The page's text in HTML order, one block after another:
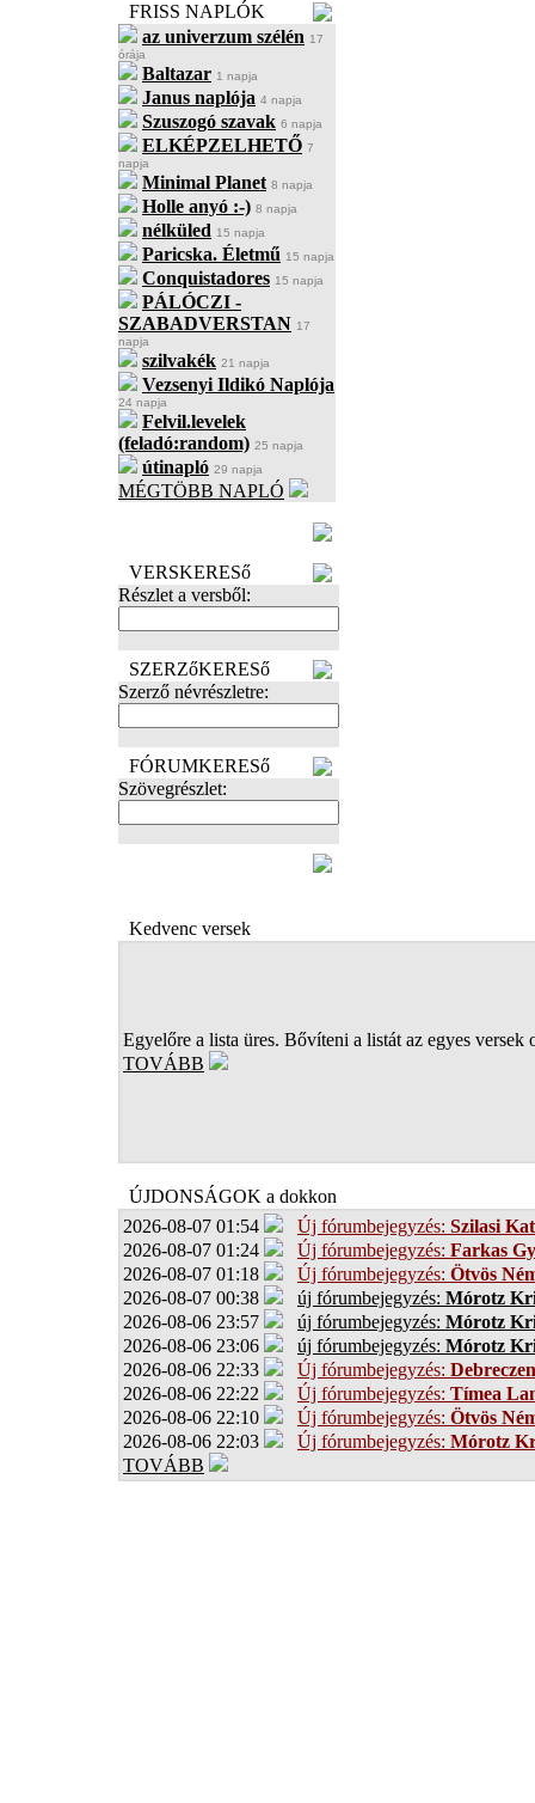
FRISS NAPLÓK
az univerzum szélén 17
órája
Baltazar 1 napja
Janus naplója 4 napja
Szuszogó szavak 6 napja
ELKÉPZELHETŐ 7
napja
Minimal Planet 8 napja
Holle anyó :-) 8 napja
nélküled 15 napja
Paricska. Életmű 15 napja
Conquistadores 15 napja
PÁLÓCZI -
SZABADVERSTAN 17
napja
szilvakék 21 napja
Vezsenyi Ildikó Naplója
24 napja
Felvil.levelek
(feladó:random) 25 napja
útinapló 29 napja
MÉGTÖBB NAPLÓ
VERSKERESő
Részlet a versből:
SZERZőKERESő
Szerző névrészletre:
FÓRUMKERESő
Szövegrészlet:
Kedvenc versek
Egyelőre a lista üres. Bővíteni a listát az egyes versek
TOVÁBB
ÚJDONSÁGOK a dokkon
2026-08-07 01:54
Új fórumbejegyzés: Szilasi
2026-08-07 01:24
Új fórumbejegyzés: Farkas
2026-08-07 01:18
Új fórumbejegyzés: Ötvös
2026-08-07 00:38
új fórumbejegyzés: Mórotz
2026-08-06 23:57
új fórumbejegyzés: Mórotz
2026-08-06 23:06
új fórumbejegyzés: Mórotz
2026-08-06 22:33
Új fórumbejegyzés:
2026-08-06 22:22
Új fórumbejegyzés: Tímea
2026-08-06 22:10
Új fórumbejegyzés: Ötvös
2026-08-06 22:03
Új fórumbejegyzés: Mórotz
TOVÁBB